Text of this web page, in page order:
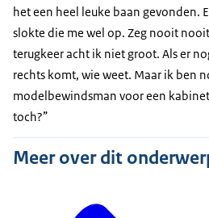
het een heel leuke baan gevonden.
slokte die me wel op. Zeg nooit
terugkeer acht ik niet groot. Als er
rechts komt, wie weet. Maar ik ben
modelbewindsman voor een
toch?”
Meer over dit